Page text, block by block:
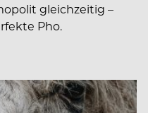
gleichzeitig –
Pho.